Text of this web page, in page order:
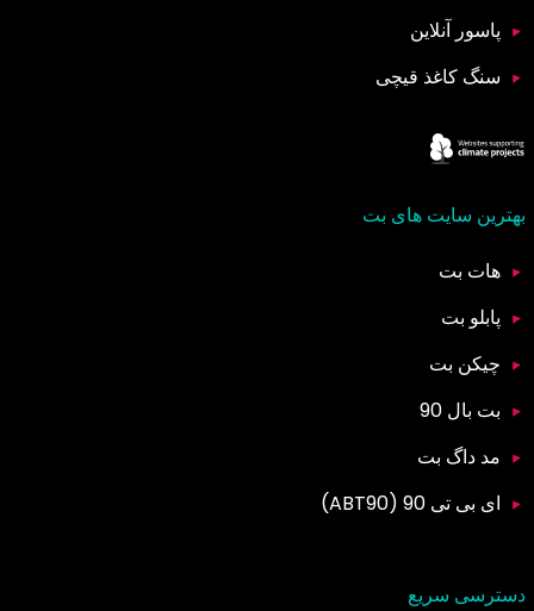
پاسور آنلاین
سنگ کاغذ قیچی
بهترین سایت های بت
هات بت
پابلو بت
چیکن بت
بت بال 90
مد داگ بت
ای بی تی 90 (ABT90)
دسترسی سریع